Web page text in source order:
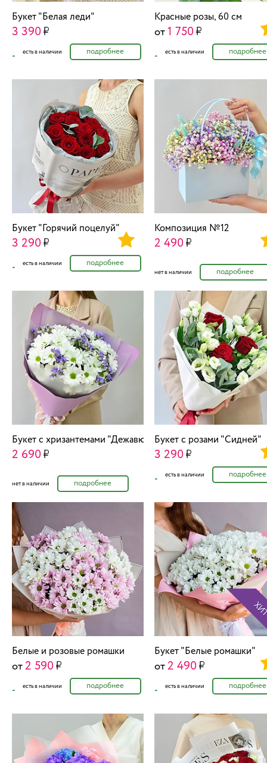
Букет "Белая леди"
3 390
есть в наличии подробнее
Красные розы, 60 см
от 1 750
есть в наличии подробнее
Букет "Горячий поцелуй"
3 290
есть в наличии подробнее
Композиция №12
2 490
нет в наличии подробнее
Букет с хризантемами "Дежавю"
2 690
нет в наличии подробнее
Букет с розами "Сидней"
3 290
есть в наличии подробнее
Белые и розовые ромашки
от 2 590
есть в наличии подробнее
Букет "Белые ромашки"
от 2 490
есть в наличии подробнее